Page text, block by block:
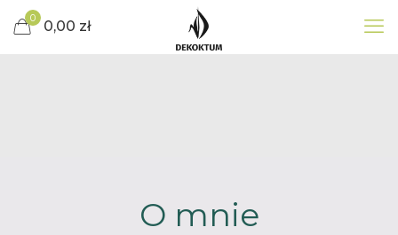
0 0,00 zł
O mnie